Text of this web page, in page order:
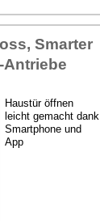
Smarter
Haustür öffnen
leicht gemacht dank
Smartphone und
App